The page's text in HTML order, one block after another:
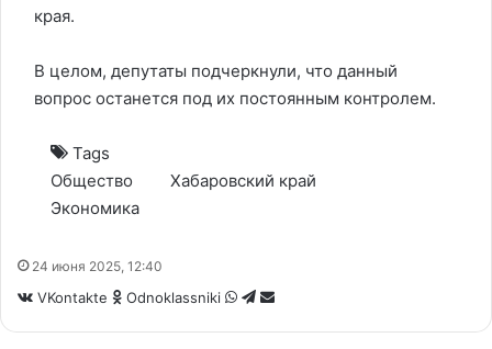
края.
В целом, депутаты подчеркнули, что данный
вопрос останется под их постоянным контролем.
Tags
Общество
Хабаровский край
Экономика
24 июня 2025, 12:40
VKontakte Odnoklassniki WhatsApp
Telegram
Share